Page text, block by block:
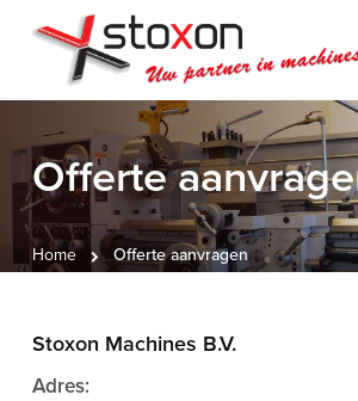
content
Offerte
Home Offerte aanvragen
Stoxon Machines B.V.
Adres: